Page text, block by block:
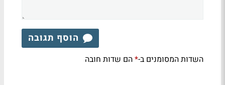
הוסף תגובה
השדות המסומנים ב-*הם שדות חובה